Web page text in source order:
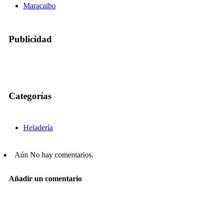
Maracaibo
Publicidad
Categorías
Heladería
Aún No hay comentarios.
Añadir un comentario